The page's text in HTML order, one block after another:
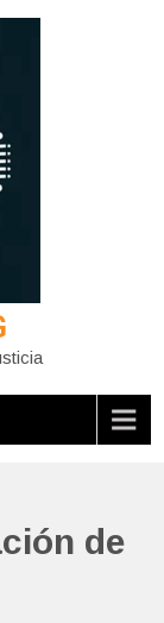
de